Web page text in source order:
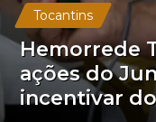
Tocantins
Hemorrede
ações do
incentivar